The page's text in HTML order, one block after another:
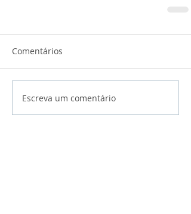
Comentários
Escreva um comentário